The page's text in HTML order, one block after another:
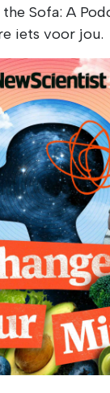
Sofa: A
iets voor jou.